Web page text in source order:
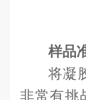
样品
将凝
非常有挑